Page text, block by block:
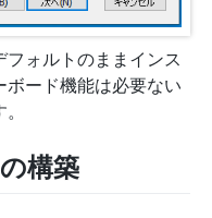
ォルトのままインス
ボード機能は必要ない
構築